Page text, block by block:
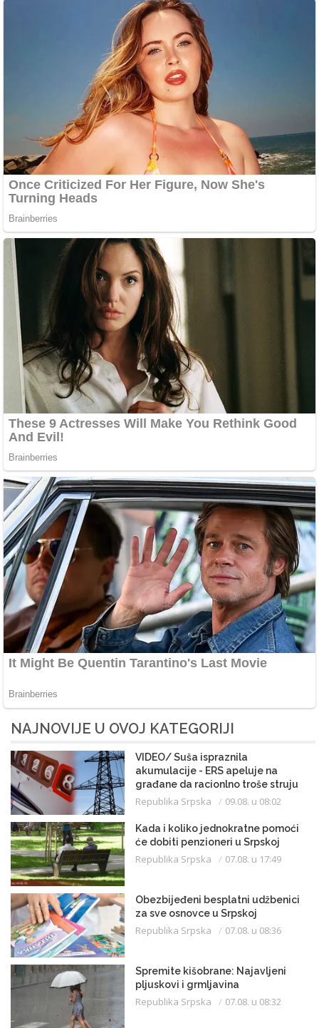
NAJNOVIJE U OVOJ KATEGORIJI
VIDEO/ Suša ispraznila
akumulacije - ERS apeluje na
građane da racionlno troše struju
Republika Srpska 09.08. u 08:02
Kada i koliko jednokratne pomoći
će dobiti penzioneri u Srpskoj
Republika Srpska 07.08. u 17:49
Obezbijeđeni besplatni udžbenici
za sve osnovce u Srpskoj
Republika Srpska 07.08. u 08:36
Spremite kišobrane: Najavljeni
pljuskovi i grmljavina
Republika Srpska 07.08. u 08:32